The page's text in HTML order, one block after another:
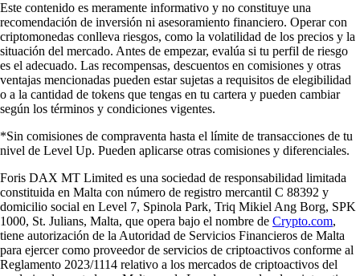
Este contenido es meramente informativo y no constituye una
recomendación de inversión ni asesoramiento financiero. Operar con
criptomonedas conlleva riesgos, como la volatilidad de los precios y la
situación del mercado. Antes de empezar, evalúa si tu perfil de riesgo
es el adecuado. Las recompensas, descuentos en comisiones y otras
ventajas mencionadas pueden estar sujetas a requisitos de elegibilidad
o a la cantidad de tokens que tengas en tu cartera y pueden cambiar
según los términos y condiciones vigentes.
*Sin comisiones de compraventa hasta el límite de transacciones de tu
nivel de Level Up. Pueden aplicarse otras comisiones y diferenciales.
Foris DAX MT Limited es una sociedad de responsabilidad limitada
constituida en Malta con número de registro mercantil C 88392 y
domicilio social en Level 7, Spinola Park, Triq Mikiel Ang Borg, SPK
1000, St. Julians, Malta, que opera bajo el nombre de Crypto.com,
tiene autorización de la Autoridad de Servicios Financieros de Malta
para ejercer como proveedor de servicios de criptoactivos conforme al
Reglamento 2023/1114 relativo a los mercados de criptoactivos del